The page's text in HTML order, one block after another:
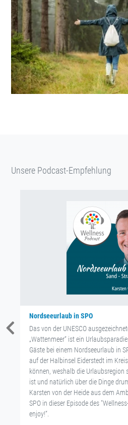
Unsere Podcast-Empfehlung
Nordseeurlaub in SPO
Das von der UNESCO
„Wattenmeer“ ist ein
Gäste bei einem Nordseeurlaub in
auf der Halbinsel Eiderstedt im
können, weshalb die Urlaubsregion
ist und natürlich über die Dinge
Karsten von der Heide aus dem
SPO in dieser Episode des
enjoy!“.